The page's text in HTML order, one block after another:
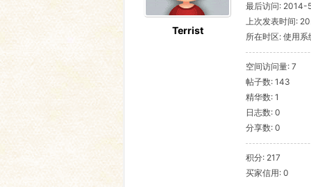
语
Terrist
最后访问:
上次发表时间:
所在时区: 使用系
空间访问量: 7
帖子数: 143
精华数: 1
日志数: 0
分享数: 0
积分: 217
买家信用: 0